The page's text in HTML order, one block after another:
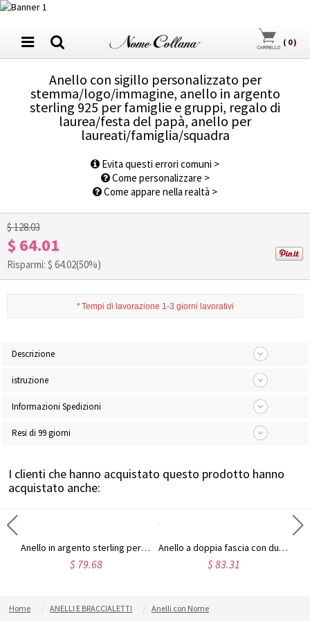
( 0)
Anello con sigillo personalizzato per
stemma/logo/immagine, anello in argento
sterling 925 per famiglie e gruppi, regalo di
laurea/festa del papà, anello per
laureati/famiglia/squadra
1/11
Evita questi errori comuni >
Come personalizzare >
Come appare nella realtà >
$ 128.03
$ 64.01
Risparmi: $ 64.02(50%)
*Tempi di lavorazione 1-3 giorni lavorativi
Descrizione
istruzione
Informazioni Spedizioni
Resi di 99 giorni
I clienti che hanno acquistato questo prodotto hanno
acquistato anche:
Anello in argento sterling personalizzato con due nomi incisi
$ 79.68
Anello a doppia fascia con due nomi incisi placcato oro
$ 83.31
Home ANELLI E BRACCIALETTI Anelli con Nome